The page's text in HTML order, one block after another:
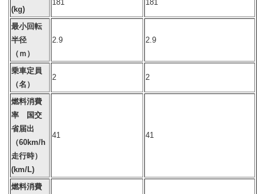
(kg)
181 181
最小回転
半径
（ｍ）
2.9 2.9
乗車定員
（名）
2 2
燃料消費
率 国交
省届出
（60km/h
走行時）
(km/L)
41 41
燃料消費